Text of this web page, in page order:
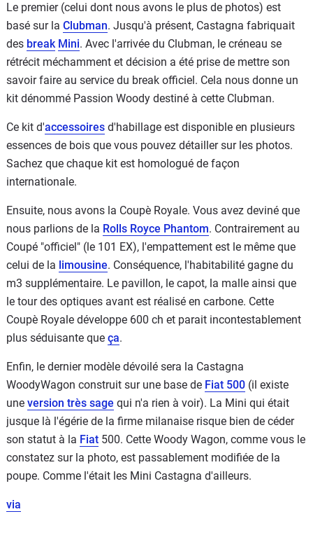
Le premier (celui dont nous avons le plus de photos) est
basé sur la Clubman. Jusqu'à présent, Castagna fabriquait
des break Mini. Avec l'arrivée du Clubman, le créneau se
rétrécit méchamment et décision a été prise de mettre son
savoir faire au service du break officiel. Cela nous donne un
kit dénommé Passion Woody destiné à cette Clubman.
Ce kit d'accessoires d'habillage est disponible en plusieurs
essences de bois que vous pouvez détailler sur les photos.
Sachez que chaque kit est homologué de façon
internationale.
Ensuite, nous avons la Coupè Royale. Vous avez deviné que
nous parlions de la Rolls Royce Phantom. Contrairement au
Coupé "officiel" (le 101 EX), l'empattement est le même que
celui de la limousine. Conséquence, l'habitabilité gagne du
m3 supplémentaire. Le pavillon, le capot, la malle ainsi que
le tour des optiques avant est réalisé en carbone. Cette
Coupè Royale développe 600 ch et parait incontestablement
plus séduisante que ça.
Enfin, le dernier modèle dévoilé sera la Castagna
WoodyWagon construit sur une base de Fiat 500 (il existe
une version très sage qui n'a rien à voir). La Mini qui était
jusque là l'égérie de la firme milanaise risque bien de céder
son statut à la Fiat 500. Cette Woody Wagon, comme vous le
constatez sur la photo, est passablement modifiée de la
poupe. Comme l'était les Mini Castagna d'ailleurs.
via